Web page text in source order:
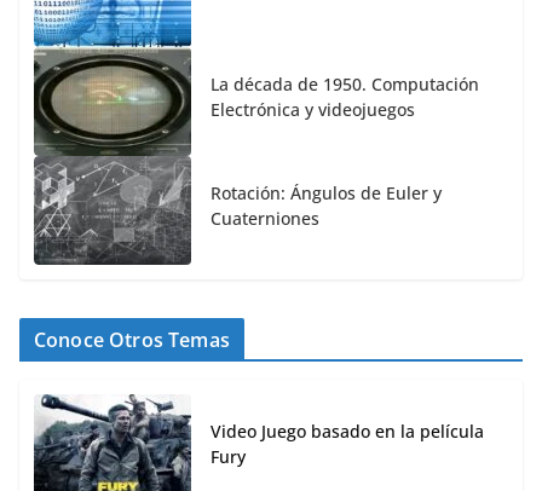
La década de 1950. Computación
Electrónica y videojuegos
Rotación: Ángulos de Euler y
Cuaterniones
Conoce Otros Temas
Video Juego basado en la película
Fury